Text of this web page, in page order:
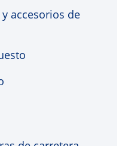
accesorios de